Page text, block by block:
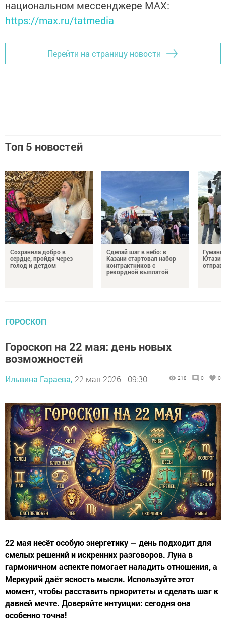
национальном мессенджере MАХ:
https://max.ru/tatmedia
Перейти на страницу новости
Топ 5 новостей
Сохранила добро в
сердце, пройдя через
голод и детдом
Сделай шаг в небо: в
Казани стартовал набор
контрактников с
рекордной выплатой
ГОРОСКОП
Гороскоп на 22 мая: день новых
возможностей
Ильвина Гараева, 22 мая 2026 - 09:30 218 0 0
22 мая несёт особую энергетику — день подходит для
смелых решений и искренних разговоров. Луна в
гармоничном аспекте помогает наладить отношения, а
Меркурий даёт ясность мысли. Используйте этот
момент, чтобы расставить приоритеты и сделать шаг к
давней мечте. Доверяйте интуиции: сегодня она
особенно точна!